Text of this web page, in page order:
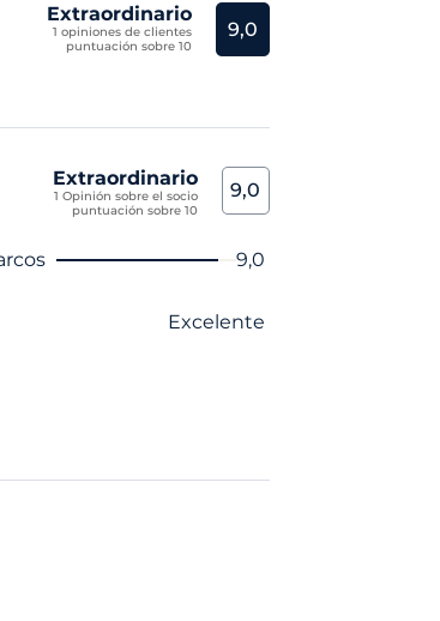
Extraordinario
1 opiniones de clientes
puntuación sobre 10
9,0
Extraordinario
1 Opinión sobre el socio
puntuación sobre 10
9,0
Nota 9,0
Excelente